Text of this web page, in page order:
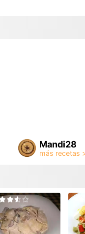
Mandi28